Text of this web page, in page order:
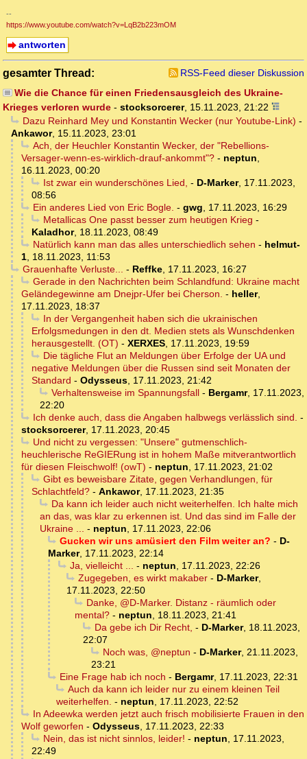
--
https://www.youtube.com/watch?v=LqB2b223mOM
antworten
gesamter Thread:
RSS-Feed dieser Diskussion
Wie die Chance für einen Friedensausgleich des Ukraine-
Krieges verloren wurde - stocksorcerer, 15.11.2023, 21:22
Dazu Reinhard Mey und Konstantin Wecker (nur Youtube-Link) -
Ankawor, 15.11.2023, 23:01
Ach, der Heuchler Konstantin Wecker, der "Rebellions-
Versager-wenn-es-wirklich-drauf-ankommt"? - neptun,
16.11.2023, 00:20
Ist zwar ein wunderschönes Lied, - D-Marker, 17.11.2023,
08:56
Ein anderes Lied von Eric Bogle. - gwg, 17.11.2023, 16:29
Metallicas One passt besser zum heutigen Krieg -
Kaladhor, 18.11.2023, 08:49
Natürlich kann man das alles unterschiedlich sehen - helmut-
1, 18.11.2023, 11:53
Grauenhafte Verluste... - Reffke, 17.11.2023, 16:27
Gerade in den Nachrichten beim Schlandfund: Ukraine macht
Geländegewinne am Dnejpr-Ufer bei Cherson. - heller,
17.11.2023, 18:37
In der Vergangenheit haben sich die ukrainischen
Erfolgsmedungen in den dt. Medien stets als Wunschdenken
herausgestellt. (OT) - XERXES, 17.11.2023, 19:59
Die tägliche Flut an Meldungen über Erfolge der UA und
negative Meldungen über die Russen sind seit Monaten der
Standard - Odysseus, 17.11.2023, 21:42
Verhaltensweise im Spannungsfall- Bergamr, 17.11.2023,
22:20
Ich denke auch, dass die Angaben halbwegs verlässlich sind. -
stocksorcerer, 17.11.2023, 20:45
Und nicht zu vergessen: "Unsere" gutmenschlich-
heuchlerische ReGIERung ist in hohem Maße mitverantwortlich
für diesen Fleischwolf! (owT) - neptun, 17.11.2023, 21:02
Gibt es beweisbare Zitate, gegen Verhandlungen, für
Schlachtfeld? - Ankawor, 17.11.2023, 21:35
Da kann ich leider auch nicht weiterhelfen. Ich halte mich
an das, was klar zu erkennen ist. Und das sind im Falle der
Ukraine ... - neptun, 17.11.2023, 22:06
Gucken wir uns amüsiert den Film weiter an? - D-
Marker, 17.11.2023, 22:14
Ja, vielleicht ... - neptun, 17.11.2023, 22:26
Zugegeben, es wirkt makaber- D-Marker,
17.11.2023, 22:50
Danke, @D-Marker. Distanz - räumlich oder
mental? - neptun, 18.11.2023, 21:41
Da gebe ich Dir Recht, - D-Marker, 18.11.2023,
22:07
Noch was, @neptun - D-Marker, 21.11.2023,
23:21
Eine Frage hab ich noch - Bergamr, 17.11.2023, 22:31
Auch da kann ich leider nur zu einem kleinen Teil
weiterhelfen. - neptun, 17.11.2023, 22:52
In Adeewka werden jetzt auch frisch mobilisierte Frauen in den
Wolf geworfen - Odysseus, 17.11.2023, 22:33
Nein, das ist nicht sinnlos, leider! - neptun, 17.11.2023,
22:49